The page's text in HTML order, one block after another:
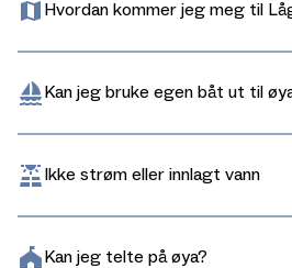
Hvordan kommer jeg meg til
Kan jeg bruke egen båt ut til
Ikke strøm eller innlagt vann
Kan jeg telte på øya?